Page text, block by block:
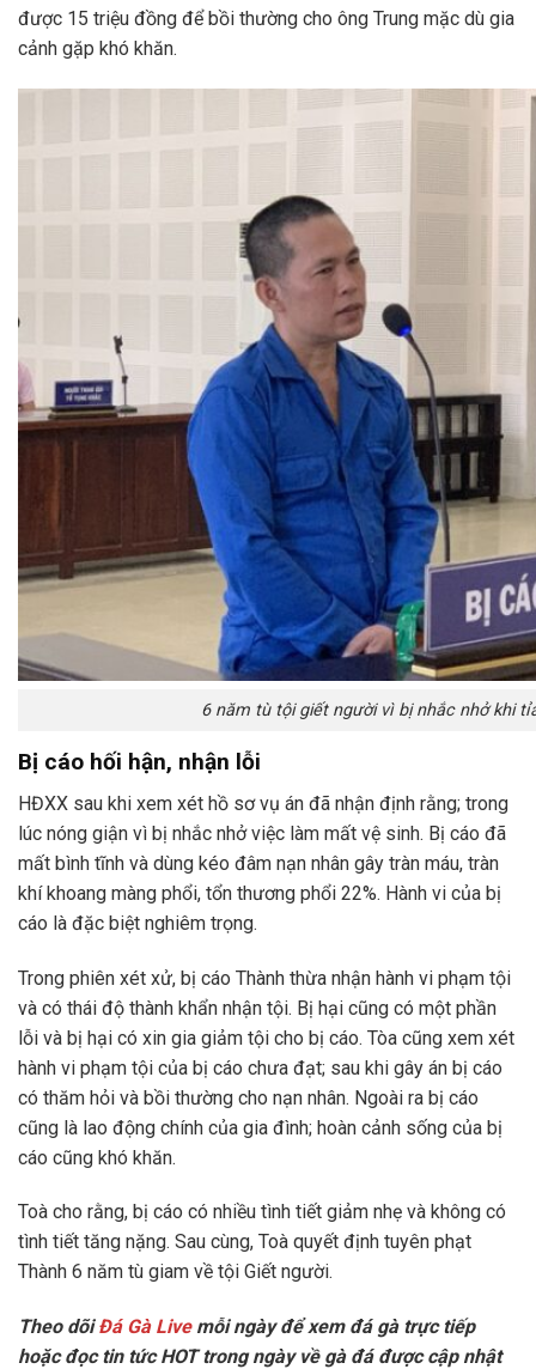
được 15 triệu đồng để bồi thường cho ông Trung mặc dù gia
cảnh gặp khó khăn.
6 năm tù tội giết người vì bị nhắc nhở khi
Bị cáo hối hận, nhận lỗi
HĐXX sau khi xem xét hồ sơ vụ án đã nhận định rằng; trong
lúc nóng giận vì bị nhắc nhở việc làm mất vệ sinh. Bị cáo đã
mất bình tĩnh và dùng kéo đâm nạn nhân gây tràn máu, tràn
khí khoang màng phổi, tổn thương phổi 22%. Hành vi của bị
cáo là đặc biệt nghiêm trọng.
Trong phiên xét xử, bị cáo Thành thừa nhận hành vi phạm tội
và có thái độ thành khẩn nhận tội. Bị hại cũng có một phần
lỗi và bị hại có xin gia giảm tội cho bị cáo. Tòa cũng xem xét
hành vi phạm tội của bị cáo chưa đạt; sau khi gây án bị cáo
có thăm hỏi và bồi thường cho nạn nhân. Ngoài ra bị cáo
cũng là lao động chính của gia đình; hoàn cảnh sống của bị
cáo cũng khó khăn.
Toà cho rằng, bị cáo có nhiều tình tiết giảm nhẹ và không có
tình tiết tăng nặng. Sau cùng, Toà quyết định tuyên phạt
Thành 6 năm tù giam về tội Giết người.
Theo dõiĐá Gà Livemỗi ngày để xem đá gà trực tiếp
hoặc đọc tin tức HOT trong ngày về gà đá được cập nhật